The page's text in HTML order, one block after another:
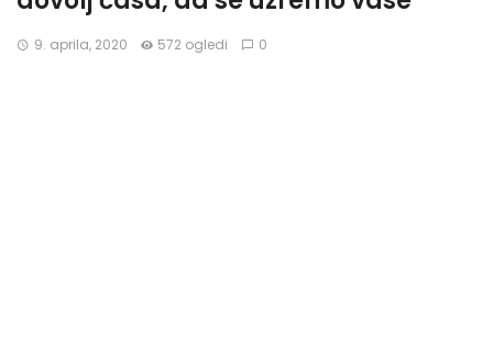
9. aprila, 2020 572 ogledi 0